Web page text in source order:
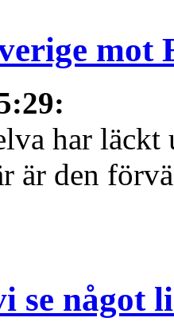
mot
:
har
är den
se något